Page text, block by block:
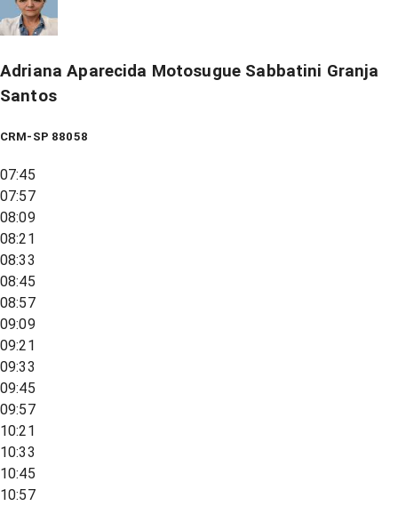
Adriana Aparecida Motosugue Sabbatini Granja
Santos
CRM-SP 88058
07:45
07:57
08:09
08:21
08:33
08:45
08:57
09:09
09:21
09:33
09:45
09:57
10:21
10:33
10:45
10:57